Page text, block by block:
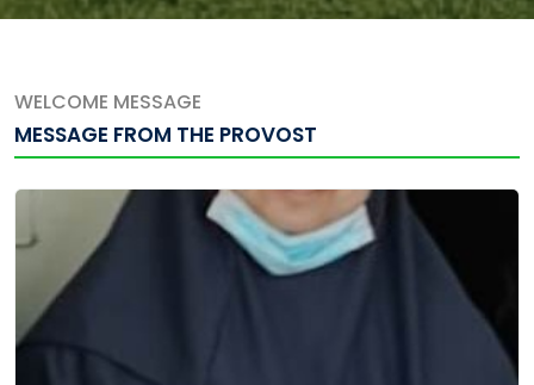
WELCOME MESSAGE
MESSAGE FROM THE PROVOST